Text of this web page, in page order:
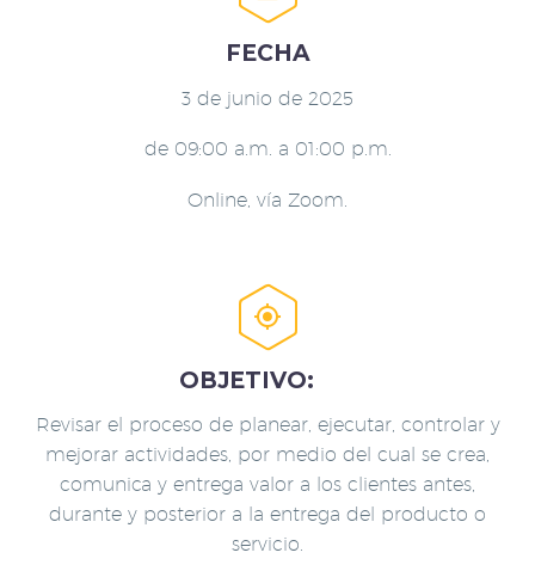
FECHA
3 de junio de 2025
de 09:00 a.m. a 01:00 p.m.
Online, vía Zoom.


OBJETIVO:
Revisar el proceso de planear, ejecutar, controlar y
mejorar actividades, por medio del cual se crea,
comunica y entrega valor a los clientes antes,
durante y posterior a la entrega del producto o
servicio.